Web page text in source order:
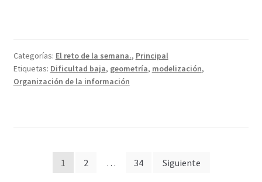
Categorías: El reto de la semana., Principal
Etiquetas: Dificultad baja, geometría, modelización,
Organización de la información
Paginación
1 2 … 34 Siguiente